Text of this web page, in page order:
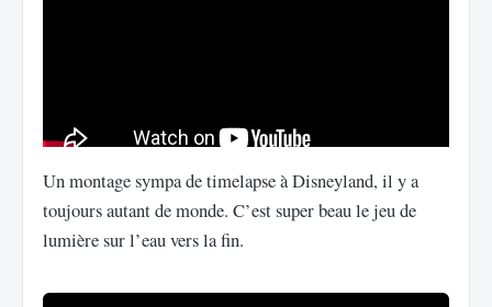
Un montage sympa de timelapse à Disneyland, il y a
toujours autant de monde. C’est super beau le jeu de
lumière sur l’eau vers la fin.